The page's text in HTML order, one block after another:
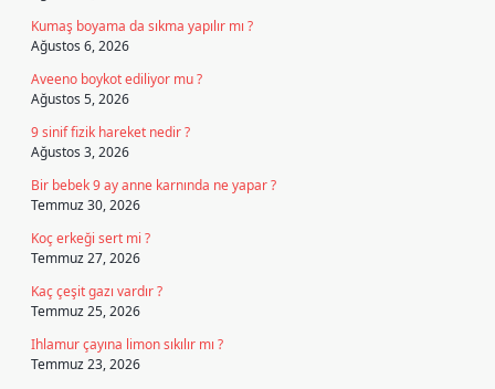
Kumaş boyama da sıkma yapılır mı ?
Ağustos 6, 2026
Aveeno boykot ediliyor mu ?
Ağustos 5, 2026
9 sinif fizik hareket nedir ?
Ağustos 3, 2026
Bir bebek 9 ay anne karnında ne yapar ?
Temmuz 30, 2026
Koç erkeği sert mi ?
Temmuz 27, 2026
Kaç çeşit gazı vardır ?
Temmuz 25, 2026
Ihlamur çayına limon sıkılır mı ?
Temmuz 23, 2026